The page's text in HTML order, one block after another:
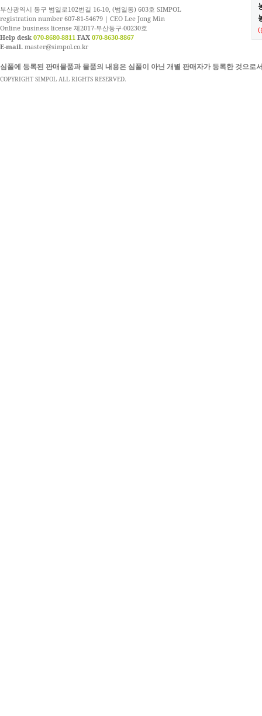
부산광역시 동구 범일로102번길 16-10, (범일동) 603호 SIMPOL
registration number 607-81-54679 | CEO Lee Jong Min
Online business license 제2017-부산동구-00230호
Help desk 070-8680-8811 FAX 070-8630-8867
E-mail. master@simpol.co.kr
(
심폴에 등록된 판매물품과 물품의 내용은 심폴이 아닌 개별 판매자가 등록한 것으
COPYRIGHT SIMPOL ALL RIGHTS RESERVED.